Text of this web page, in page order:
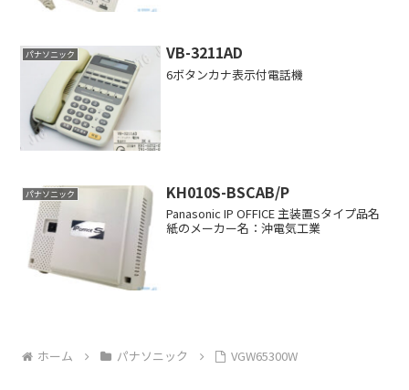
パナソニック VB-3211AD
6ボタンカナ表示付電話機
パナソニック KH010S-BSCAB/P
Panasonic IP OFFICE 主装置Sタイプ品名
紙のメーカー名：沖電気工業
ホーム パナソニック VGW65300W